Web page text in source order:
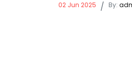
02 Jun 2025 / By: